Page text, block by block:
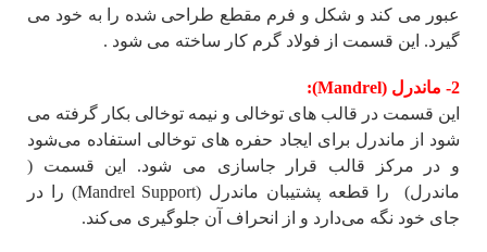
عبور می کند و شکل و فرم مقطع طراحی شده را به خود می
گیرد. این قسمت از فولاد گرم کار ساخته می شود .
2- ماندرل (Mandrel):
این قسمت در قالب های توخالی و نیمه توخالی بکار گرفته می
شود از ماندرل برای ایجاد حفره های توخالی استفاده می‌شود
و در مرکز قالب قرار جاسازی می شود. این قسمت (
ماندرل) را قطعه پشتیبان ماندرل (Mandrel Support) را در
جای خود نگه می‌دارد و از انحراف آن جلوگیری می‌کند.